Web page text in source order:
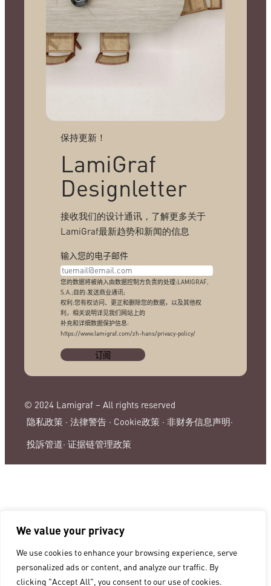
We value your privacy
We use cookies to enhance your browsing experience, serve
personalized ads or content, and analyze our traffic. By
clicking "Accept All", you consent to our use of cookies.
保持更新！
LamiGraf
Designletter
接收我们的设计通讯，了解更多关于
LamiGraf最新趋势和新闻的信息
输入您的电子邮件
您的数据将被纳入由数据控制方负责的处理:LAMIGRAF,
S.A.;目的:发送商业通讯;
权利:您有权访问、更正和删除您的数据，以及其他权
利，相关说明详见我们网站上的
补充和详细数据保护信息:
https://www.lamigraf.com/zh-hans/privacy-policy/
© 2024 Lamigraf – All rights reserved
隐私政策 · 法律警告 · Cookie政策 · 非财务信息声明·
投訴管道· 证据链管理政策